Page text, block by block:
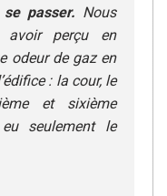
passer. Nous
avoir perçu en
odeur de gaz en
: la cour, le
et sixième
seulement le